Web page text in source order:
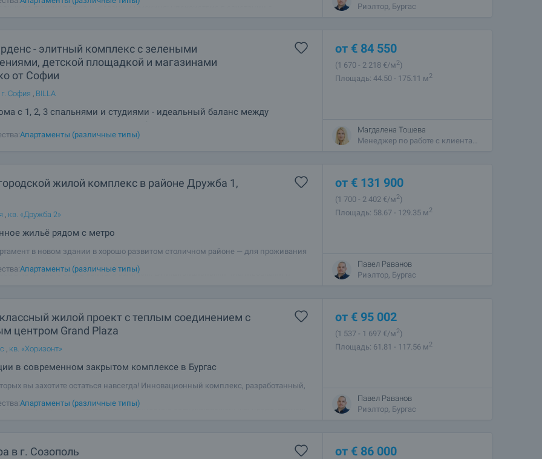
одних из лучших пляжей - Каваци и Смокиня! Спокойствие в сочетании с
Риэлтор, Бургас
- элитный комплекс с зелеными
детской площадкой и магазинами
от Софии
София , BILLA
с 1, 2, 3 спальнями и студиями - идеальный баланс между
динамикой и спокойствием небольшого поселка
Апартаменты (различные типы)
от € 84 550
(1 670 - 2 218 €/м2)
Площадь: 44.50 - 175.11 м2
Магдалена Тошева
Менеджер по работе с клиентами, София - Центральный
жилой комплекс в районе Дружба 1,
, кв. «Дружба 2»
жильё рядом с метро
в новом здании в хорошо развитом столичном районе — для проживания
в качестве, с современным обликом, функциональными планировками и
Апартаменты (различные типы)
от € 131 900
(1 700 - 2 402 €/м2)
Площадь: 58.67 - 129.35 м2
Павел Раванов
Риэлтор, Бургас
жилой проект с теплым соединением с
центром Grand Plaza
, кв. «Хоризонт»
в современном закрытом комплексе в Бургас
вы захотите остаться навсегда! Инновационный комплекс, разработанный,
социально связанной и полностью обслуживаемой. Мы представляем
Апартаменты (различные типы)
от € 95 002
(1 537 - 1 697 €/м2)
Площадь: 61.81 - 117.56 м2
Павел Раванов
Риэлтор, Бургас
в г. Созополь от € 86 000